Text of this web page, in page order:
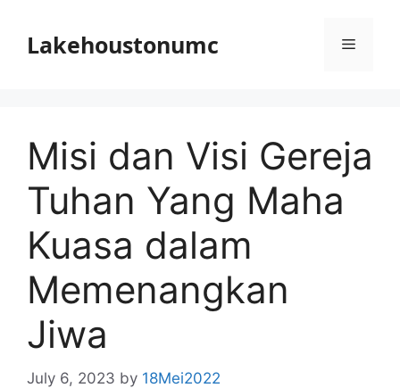
contentLakehoustonumc Menu
Misi dan Visi Gereja
Tuhan Yang Maha
Kuasa dalam
Memenangkan
Jiwa
July 6, 2023 by 18Mei2022